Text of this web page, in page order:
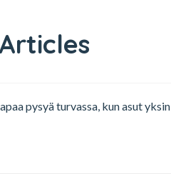
pysyä turvassa, kun asut yksin